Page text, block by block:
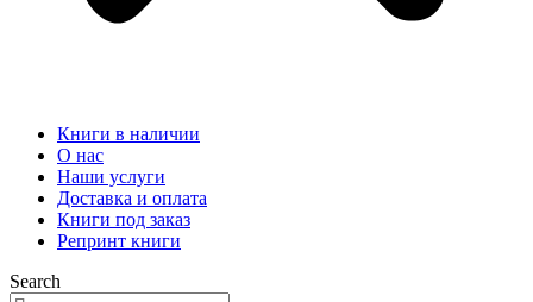
Книги в наличии
О нас
Наши услуги
Доставка и оплата
Книги под заказ
Репринт книги
Search